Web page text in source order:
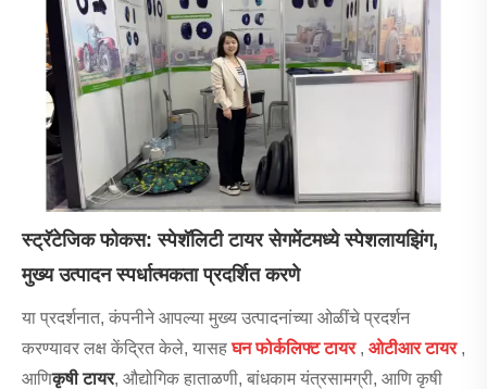
स्ट्रॅटेजिक फोकस: स्पेशॅलिटी टायर सेगमेंटमध्ये स्पेशलायझिंग,
मुख्य उत्पादन स्पर्धात्मकता प्रदर्शित करणे
या प्रदर्शनात, कंपनीने आपल्या मुख्य उत्पादनांच्या ओळींचे प्रदर्शन
करण्यावर लक्ष केंद्रित केले, यासह घन फोर्कलिफ्ट टायर , ओटीआर टायर ,
आणिकृषी टायर, औद्योगिक हाताळणी, बांधकाम यंत्रसामग्री, आणि कृषी